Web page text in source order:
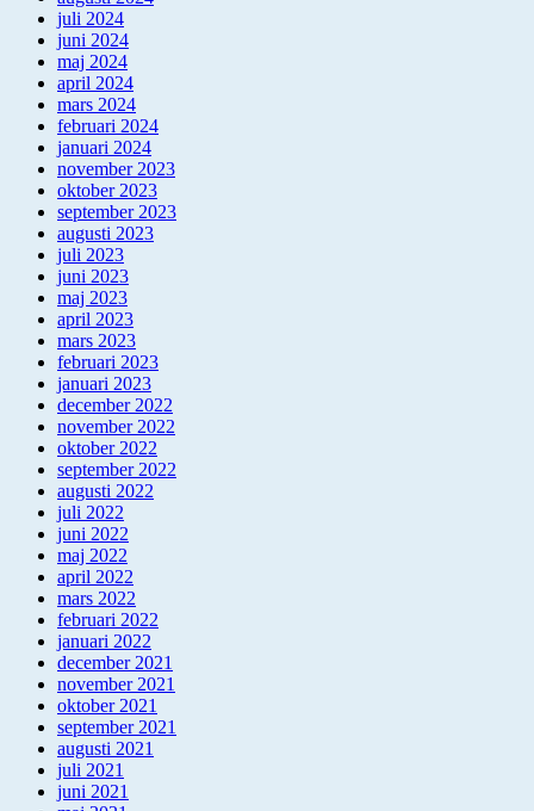
juli 2024
juni 2024
maj 2024
april 2024
mars 2024
februari 2024
januari 2024
november 2023
oktober 2023
september 2023
augusti 2023
juli 2023
juni 2023
maj 2023
april 2023
mars 2023
februari 2023
januari 2023
december 2022
november 2022
oktober 2022
september 2022
augusti 2022
juli 2022
juni 2022
maj 2022
april 2022
mars 2022
februari 2022
januari 2022
december 2021
november 2021
oktober 2021
september 2021
augusti 2021
juli 2021
juni 2021